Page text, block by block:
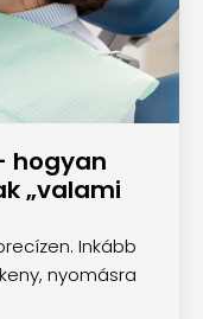
hogyan
„valami
Inkább
nyomásra